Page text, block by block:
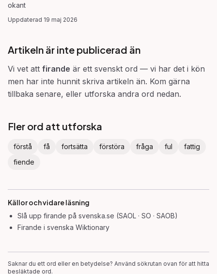
okant
Uppdaterad 19 maj 2026
Artikeln är inte publicerad än
Vi vet att firande är ett svenskt ord — vi har det i kön
men har inte hunnit skriva artikeln än. Kom gärna
tillbaka senare, eller utforska andra ord nedan.
Fler ord att utforska
förstå få fortsätta förstöra fråga ful
fattig
fiende
Källor och vidare läsning
Slå upp firande på svenska.se (SAOL · SO · SAOB)
Firande i svenska Wiktionary
Saknar du ett ord eller en betydelse? Använd sökrutan ovan för att hitta
besläktade ord.